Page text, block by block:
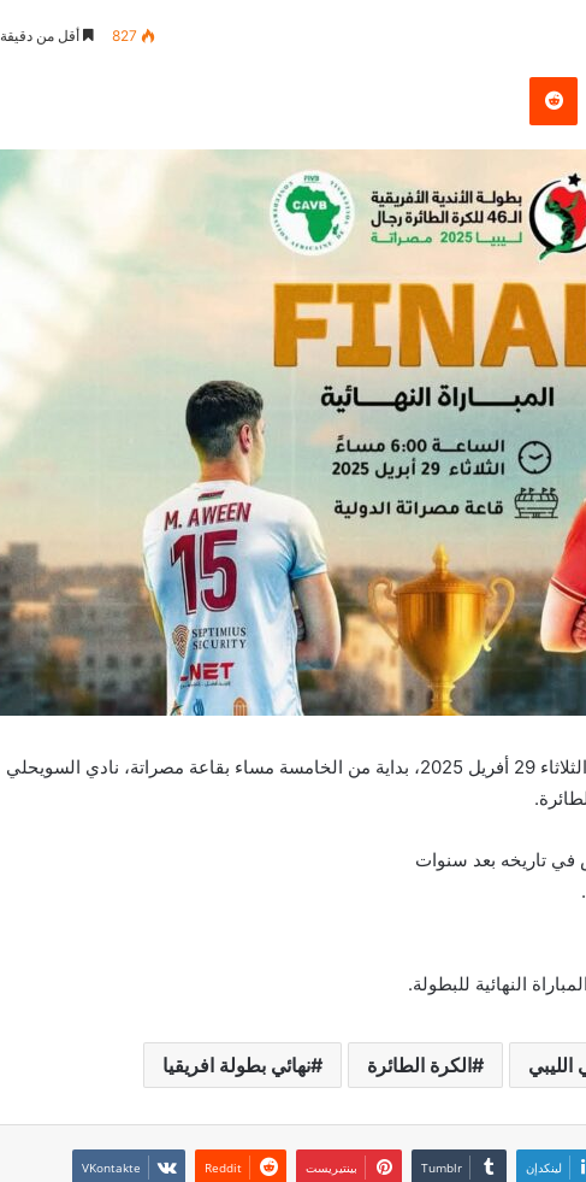
827 أقل من دقيقة
يواجه الترجي الرياضي التونسي اليوم الثلاثاء 29 أفريل 2025، بداية من الخامسة مساء بقاعة مصراتة، نادي السويحلي
في تاريخه بعد سنوات
النهائية للبطولة.
الليبي الكرة الطائرة نهائي بطولة افريقيا
لينكدإن بينتيريست